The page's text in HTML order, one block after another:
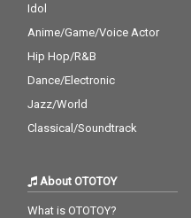
Idol
Anime/Game/Voice Actor
Hip Hop/R&B
Dance/Electronic
Jazz/World
Classical/Soundtrack
About OTOTOY
What is OTOTOY?